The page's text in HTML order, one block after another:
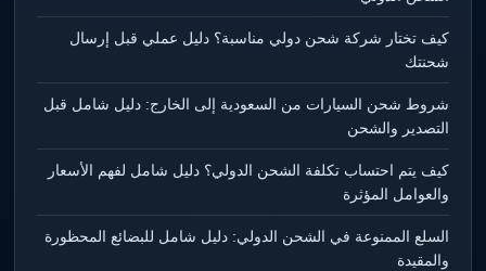
كيف تختار شركة شحن دولي مناسبة؟ دليل عملي قبل إرسال
شحنتك
شروط شحن السيارات من السعودية إلى الخارج: دليل شامل قبل
التصدير والشحن
كيف يتم احتساب تكلفة الشحن الدولي؟ دليل شامل لفهم الأسعار
والعوامل المؤثرة
السلع الممنوعة في الشحن الدولي: دليل شامل للبضائع المحظورة
والمقيدة